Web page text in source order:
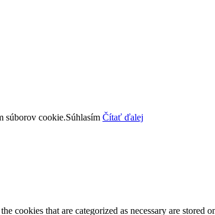
súborov cookie.Súhlasím Čítať ďalej
that are categorized as necessary are stored